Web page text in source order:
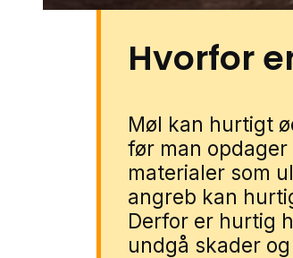
Hvorfor
Møl kan hurtigt
før man
materialer som
angreb kan
Derfor er hurtig
undgå skader